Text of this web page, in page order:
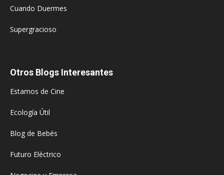
Cuando Duermes
Supergracioso
Otros Blogs Interesantes
Estamos de Cine
Ecología Útil
Blog de Bebés
Futuro Eléctrico